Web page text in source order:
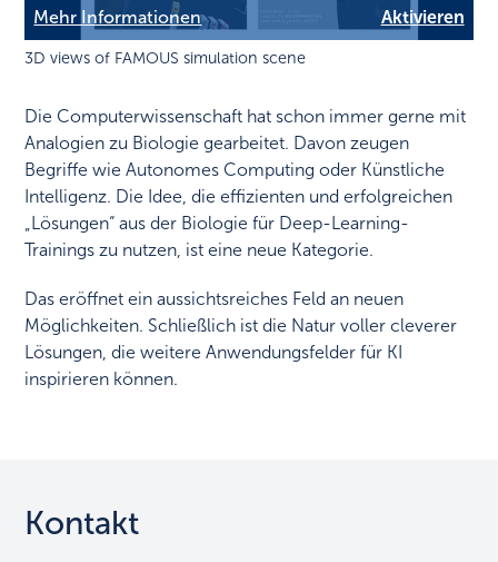
Mehr Informationen
Aktivieren
3D views of FAMOUS simulation scene
Die Computerwissenschaft hat schon immer gerne mit
Analogien zu Biologie gearbeitet. Davon zeugen
Begriffe wie Autonomes Computing oder Künstliche
Intelligenz. Die Idee, die effizienten und erfolgreichen
„Lösungen“ aus der Biologie für Deep-Learning-
Trainings zu nutzen, ist eine neue Kategorie.
Das eröffnet ein aussichtsreiches Feld an neuen
Möglichkeiten. Schließlich ist die Natur voller cleverer
Lösungen, die weitere Anwendungsfelder für KI
inspirieren können.
Kontakt